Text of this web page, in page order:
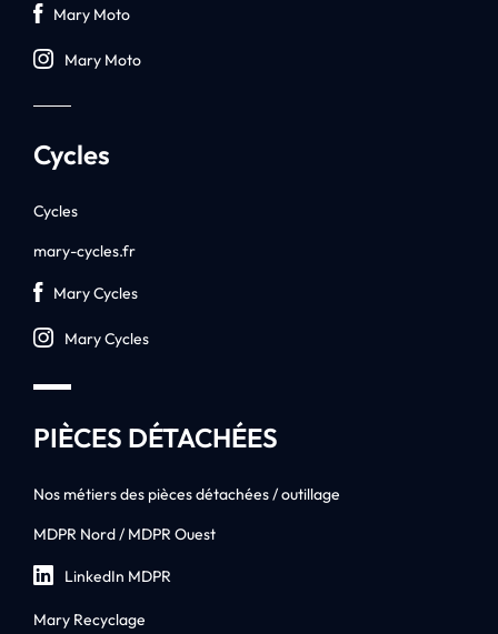
Mary Moto
Mary Moto
Cycles
Cycles
mary-cycles.fr
Mary Cycles
Mary Cycles
PIÈCES DÉTACHÉES
Nos métiers des pièces détachées / outillage
MDPR Nord / MDPR Ouest
LinkedIn MDPR
Mary Recyclage